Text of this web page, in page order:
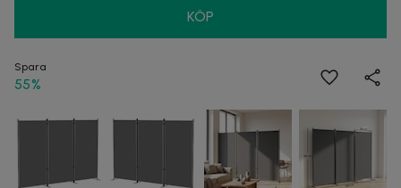
KÖP
Spara
55%